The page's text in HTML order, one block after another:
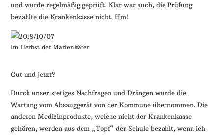
und wurde regelmäßig geprüft. Klar war auch, die Prüfung
bezahlte die Krankenkasse nicht. Hm!
Im Herbst der Marienkäfer
Gut und jetzt?
Durch unser stetiges Nachfragen und Drängen wurde die
Wartung vom Absauggerät von der Kommune übernommen. Die
anderen Medizinprodukte, welche nicht der Krankenkasse
gehören, werden aus dem „Topf“ der Schule bezahlt, wenn ich